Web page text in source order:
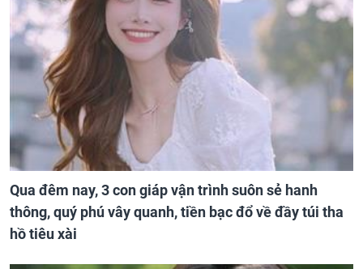
Qua đêm nay, 3 con giáp vận trình suôn sẻ hanh
thông, quý phú vây quanh, tiền bạc đổ về đầy túi tha
hồ tiêu xài